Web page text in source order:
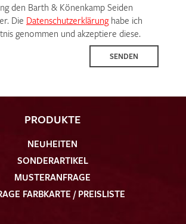
den Barth & Könenkamp Seiden
Die Datenschutzerklärunghabe ich
genommen und akzeptiere diese.
SENDEN
PRODUKTE
NEUHEITEN
SONDERARTIKEL
MUSTERANFRAGE
FARBKARTE / PREISLISTE